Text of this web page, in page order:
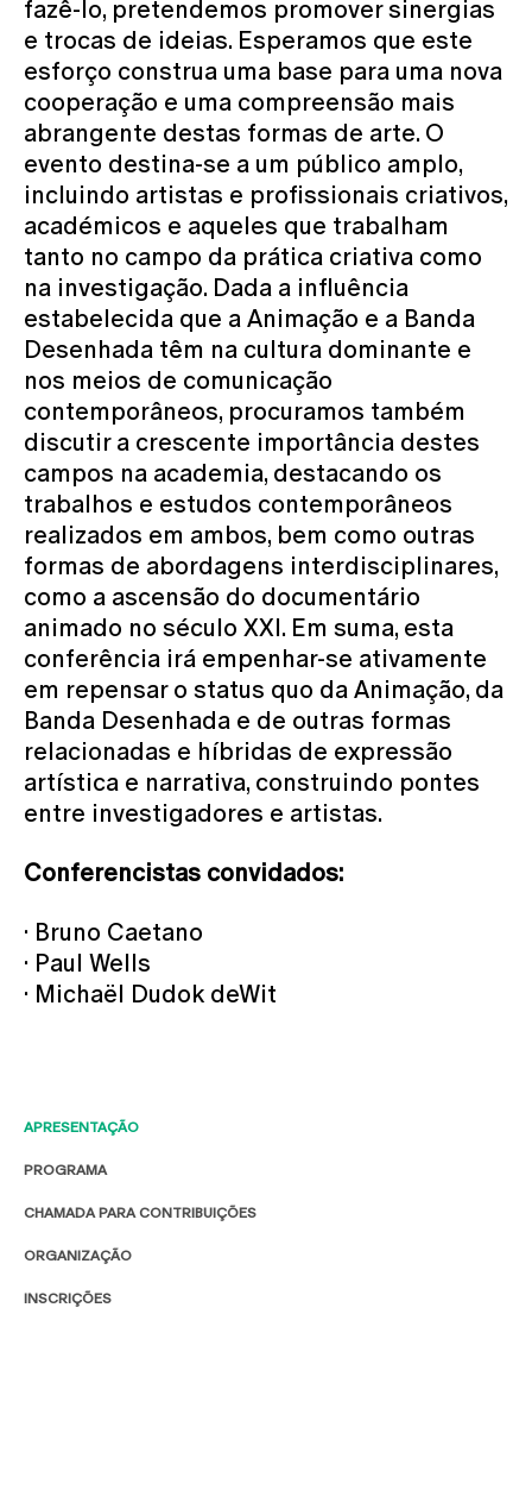
APRESENTAÇÃO
PROGRAMA
CHAMADA PARA CONTRIBUIÇÕES
ORGANIZAÇÃO
INSCRIÇÕES
fazê-lo, pretendemos promover sinergias
e trocas de ideias. Esperamos que este
esforço construa uma base para uma nova
cooperação e uma compreensão mais
abrangente destas formas de arte. O
evento destina-se a um público amplo,
incluindo artistas e profissionais criativos,
académicos e aqueles que trabalham
tanto no campo da prática criativa como
na investigação. Dada a influência
estabelecida que a Animação e a Banda
Desenhada têm na cultura dominante e
nos meios de comunicação
contemporâneos, procuramos também
discutir a crescente importância destes
campos na academia, destacando os
trabalhos e estudos contemporâneos
realizados em ambos, bem como outras
formas de abordagens interdisciplinares,
como a ascensão do documentário
animado no século XXI. Em suma, esta
conferência irá empenhar-se ativamente
em repensar o status quo da Animação, da
Banda Desenhada e de outras formas
relacionadas e híbridas de expressão
artística e narrativa, construindo pontes
entre investigadores e artistas.
Conferencistas convidados:
· Bruno Caetano
· Paul Wells
· Michaël Dudok deWit